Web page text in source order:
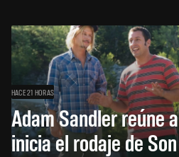
HACE 21 HORAS
Adam Sandler reúne
inicia el rodaje de